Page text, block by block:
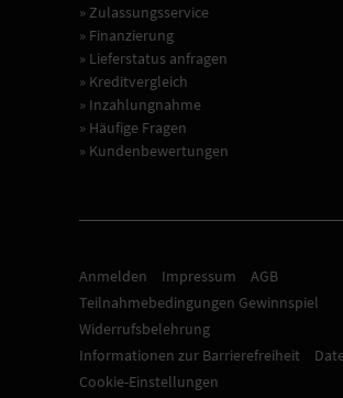
» Zulassungsservice
» Finanzierung
» Lieferstatus anfragen
» Kreditvergleich
» Inzahlungnahme
» Häufige Fragen
» Kundenbewertungen
Anmelden Impressum
AGB
Teilnahmebedingungen Gewinnspiel
Widerrufsbelehrung
Informationen zur Barrierefreiheit
Cookie-Einstellungen